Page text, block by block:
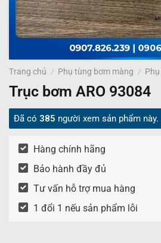
Trang chủ / Phụ tùng bơm màng /
Trục bơm ARO 93084
Đã có 385 người xem sản phẩm này.
Hàng chính hãng
Bảo hành đầy đủ
Tư vấn hỗ trợ mua hàng
1 đổi 1 nếu sản phẩm lỗi